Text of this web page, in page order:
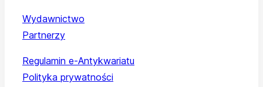
Wydawnictwo
Partnerzy
Regulamin e-Antykwariatu
Polityka prywatności